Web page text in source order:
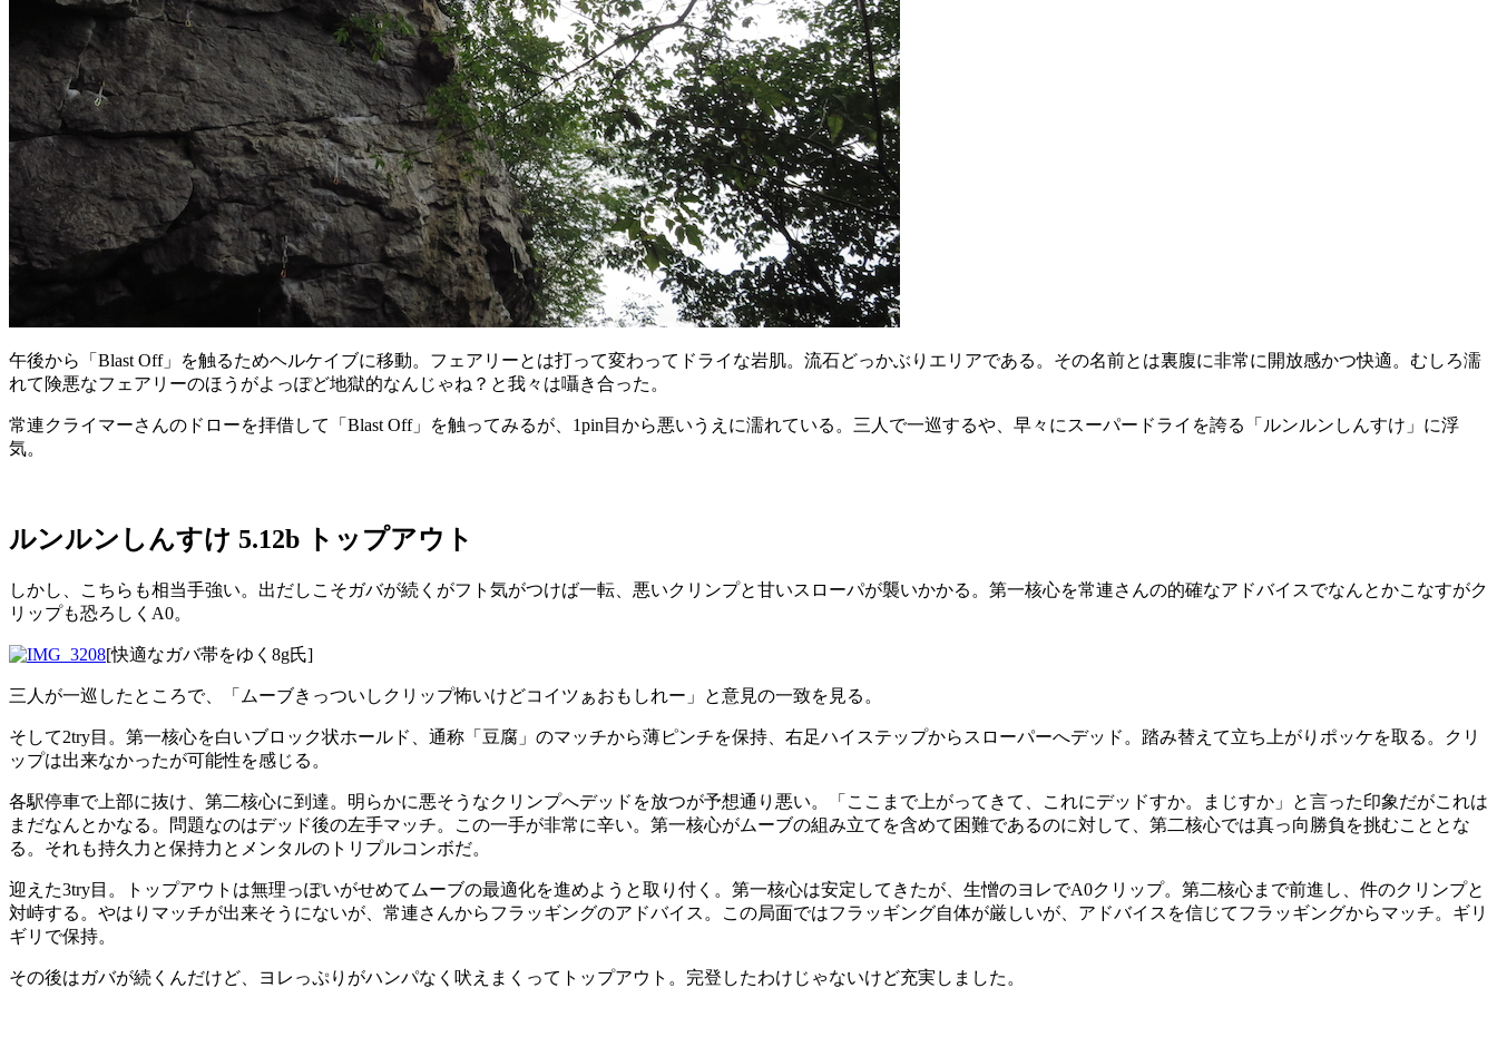
午後から「Blast Off」を触るためヘルケイブに移動。フェアリーとは打って変わってドライな岩肌。流石どっかぶりエリアである。その名前とは裏腹に非常に開放感かつ快適。むしろ濡
れて険悪なフェアリーのほうがよっぽど地獄的なんじゃね？と我々は囁き合った。
常連クライマーさんのドローを拝借して「Blast Off」を触ってみるが、1pin目から悪いうえに濡れている。三人で一巡するや、早々にスーパードライを誇る「ルンルンしんすけ」に浮
気。
ルンルンしんすけ 5.12b トップアウト
しかし、こちらも相当手強い。出だしこそガバが続くがフト気がつけば一転、悪いクリンプと甘いスローパが襲いかかる。第一核心を常連さんの的確なアドバイスでなんとかこなすがク
リップも恐ろしくA0。
[快適なガバ帯をゆく8g氏]
三人が一巡したところで、「ムーブきっついしクリップ怖いけどコイツぁおもしれー」と意見の一致を見る。
そして2try目。第一核心を白いブロック状ホールド、通称「豆腐」のマッチから薄ピンチを保持、右足ハイステップからスローパーへデッド。踏み替えて立ち上がりポッケを取る。クリ
ップは出来なかったが可能性を感じる。
各駅停車で上部に抜け、第二核心に到達。明らかに悪そうなクリンプへデッドを放つが予想通り悪い。「ここまで上がってきて、これにデッドすか。まじすか」と言った印象だがこれは
まだなんとかなる。問題なのはデッド後の左手マッチ。この一手が非常に辛い。第一核心がムーブの組み立てを含めて困難であるのに対して、第二核心では真っ向勝負を挑むこととな
る。それも持久力と保持力とメンタルのトリプルコンボだ。
迎えた3try目。トップアウトは無理っぽいがせめてムーブの最適化を進めようと取り付く。第一核心は安定してきたが、生憎のヨレでA0クリップ。第二核心まで前進し、件のクリンプと
対峙する。やはりマッチが出来そうにないが、常連さんからフラッギングのアドバイス。この局面ではフラッギング自体が厳しいが、アドバイスを信じてフラッギングからマッチ。ギリ
ギリで保持。
その後はガバが続くんだけど、ヨレっぷりがハンパなく吠えまくってトップアウト。完登したわけじゃないけど充実しました。